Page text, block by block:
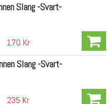
Slang -Svart-
170 Kr
Slang -Svart-
235 Kr